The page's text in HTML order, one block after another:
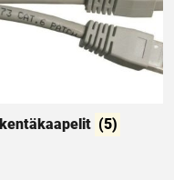
(5)